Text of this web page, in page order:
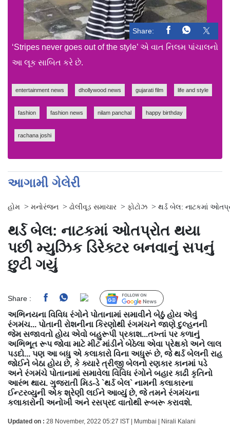
Share:
‘Stripes never goes out of the style’ એ વાત નિલમ પાંચાલનો
આ લૂક સાબિત કરે છે.
entertainment news dhollywood news gujarati film life and style
fashion fashion news nilam panchal happy birthday
rachana joshi
આગામી ગેલેરી
હોમ > મનોરંજન > ઢોલીવૂડ સમાચાર > ફોટોઝ > થર્ડ બેલ: નાટકમાં
થર્ડ બેલ: નાટકમાં ઓતપ્રોત થયા
પછી મ્યુઝિક ડિરેક્ટર બનવાનું સપનું
છુટી ગયું
Share : Follow Us
અભિનયના વિવિધ રંગોને પોતાનામાં સમાવીને બેઠું હોય એવું
રંગમંચ... પોતાની રોશનીના કિરણોથી રંગમંચને જાણે દુલ્હનની
જેમ સજાવતો હોય એવો બહુરૂપી પ્રકાશ...તખ્તાં પર કળાનું
અભિભૂત રૂપ જોવા માટે મીટ માંડીને બેઠેલા એવા પ્રેક્ષકો અને લાલ
પડદો... પણ આ બધુ એ કલાકારો વિના અધુરૂં છે, જે થર્ડ બેલની રાહ
જોઈને બેઠા હોય છે, કે ક્યારે ત્રીજી બેલનો રણકાર કાનમાં પડે
અને રંગમંચે પોતાનામાં સમાવેલા વિવિધ રંગોને બહાર કાઢી કૃતિનો
આરંભ થાય. ગુજરાતી મિડ-ડે `થર્ડ બેલ` નામની કલાકારના
ઈન્ટરવ્યુની એક શ્રેણી લઈને આવ્યું છે, જે તમને રંગમંચના
કલાકારોની અનોખી અને રસપ્રદ વાતોથી રૂબરૂ કરાવશે.
Updated on : 28 November, 2022 05:27 IST | Mumbai | Nirali Kalani